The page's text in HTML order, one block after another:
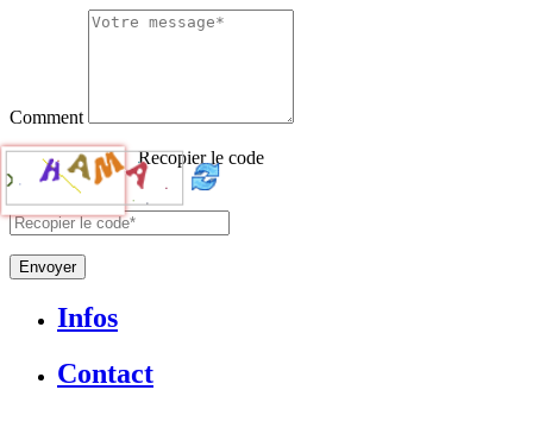
Comment
Recopier le code
Envoyer
Infos
Contact